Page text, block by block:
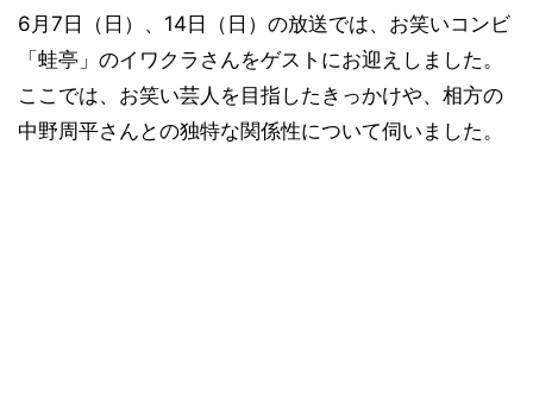
6月7日（日）、14日（日）の放送では、お笑いコンビ
「蛙亭」のイワクラさんをゲストにお迎えしました。
ここでは、お笑い芸人を目指したきっかけや、相方の
中野周平さんとの独特な関係性について伺いました。